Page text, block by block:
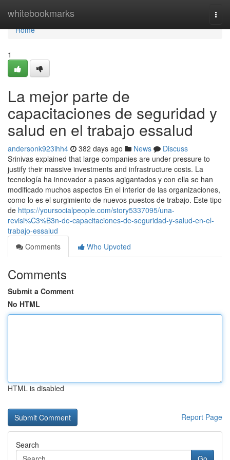
whitebookmarks
Home
Home
1
La mejor parte de
capacitaciones de seguridad y
salud en el trabajo essalud
andersonk923ihh4 382 days ago News
Discuss
Srinivas explained that large companies are under pressure to
justify their massive investments and infrastructure costs. La
tecnología ha innovador a pasos agigantados y con ella se han
modificado muchos aspectos En el interior de las organizaciones,
como lo es el surgimiento de nuevos puestos de trabajo. Este tipo
de https://yoursocialpeople.com/story5337095/una-
revisi%C3%B3n-de-capacitaciones-de-seguridad-y-salud-en-el-
trabajo-essalud
Comments
Who Upvoted
Comments
Submit a Comment
No HTML
HTML is disabled
Report Page
Search